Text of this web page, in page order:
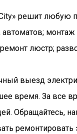
решит любую
автоматов;
люстр;
выезд
время. За все
Обращайтесь,